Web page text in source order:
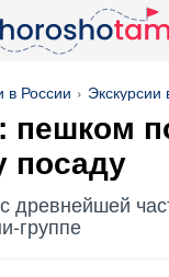
в России Экскурсии
пешком
посаду
древнейшей
группе